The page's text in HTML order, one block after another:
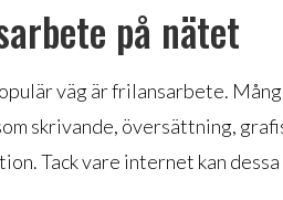
på nätet
väg är frilansarbete.
skrivande, översättning,
Tack vare internet kan